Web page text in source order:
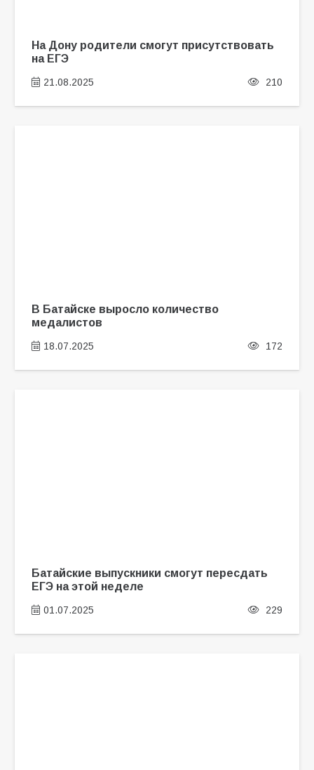
На Дону родители смогут присутствовать
на ЕГЭ
21.08.2025 210
В Батайске выросло количество
медалистов
18.07.2025 172
Батайские выпускники смогут пересдать
ЕГЭ на этой неделе
01.07.2025 229